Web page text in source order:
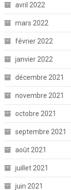
avril 2022
mars 2022
février 2022
janvier 2022
décembre 2021
novembre 2021
octobre 2021
septembre 2021
août 2021
juillet 2021
juin 2021